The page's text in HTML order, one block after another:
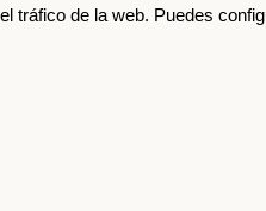
tráfico de la web. Puedes